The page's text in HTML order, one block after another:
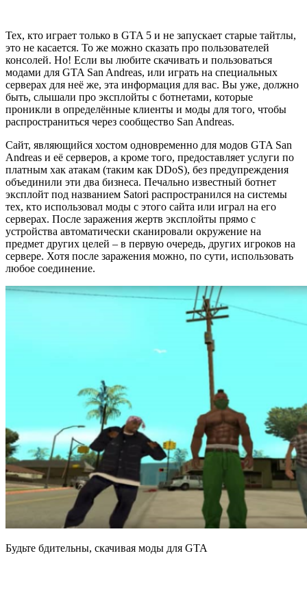
Тех, кто играет только в GTA 5 и не запускает старые тайтлы,
это не касается. То же можно сказать про пользователей
консолей. Но! Если вы любите скачивать и пользоваться
модами для GTA San Andreas, или играть на специальных
серверах для неё же, эта информация для вас. Вы уже, должно
быть, слышали про эксплойты с ботнетами, которые
проникли в определённые клиенты и моды для того, чтобы
распространиться через сообщество San Andreas.
Сайт, являющийся хостом одновременно для модов GTA San
Andreas и её серверов, а кроме того, предоставляет услуги по
платным хак атакам (таким как DDoS), без предупреждения
объединили эти два бизнеса. Печально известный ботнет
эксплойт под названием Satori распространился на системы
тех, кто использовал моды с этого сайта или играл на его
серверах. После заражения жертв эксплойты прямо с
устройства автоматически сканировали окружение на
предмет других целей – в первую очередь, других игроков на
сервере. Хотя после заражения можно, по сути, использовать
любое соединение.
Будьте бдительны, скачивая моды для GTA